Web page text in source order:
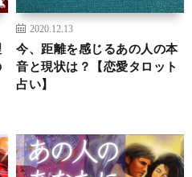
2020.12.13
今、距離を感じるあの人の本
音と現状は？【恋愛タロット
占い】